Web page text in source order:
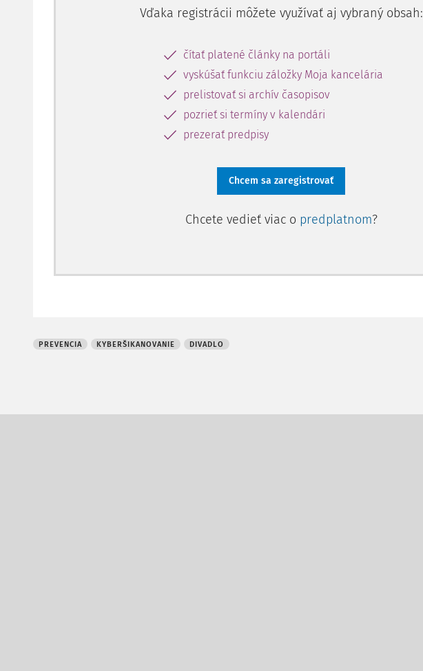
Vďaka registrácii môžete využívať aj vybraný obsah:
čítať platené články na portáli
vyskúšať funkciu záložky Moja kancelária
prelistovať si archív časopisov
pozrieť si termíny v kalendári
prezerať predpisy
Chcem sa zaregistrovať
Chcete vedieť viac o predplatnom?
PREVENCIA KYBERŠIKANOVANIE DIVADLO